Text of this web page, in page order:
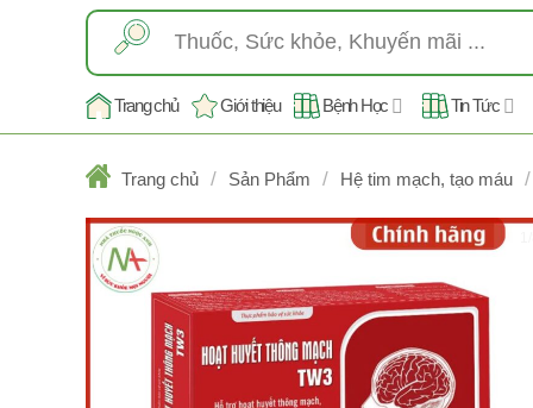
kiếm:
Trang chủ Giới thiệu Bệnh Học Tin Tức
Trang chủ / Sản Phẩm / Hệ tim mạch, tạo máu /